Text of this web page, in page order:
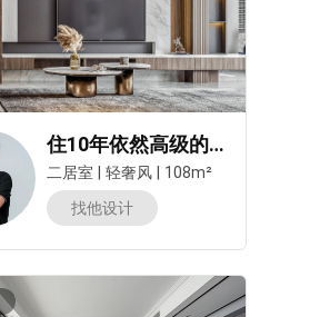
住10年依然高级的轻奢两居好懂收纳！储物量狠狠拿捏～
二居室 轻奢风
108m²
找他设计